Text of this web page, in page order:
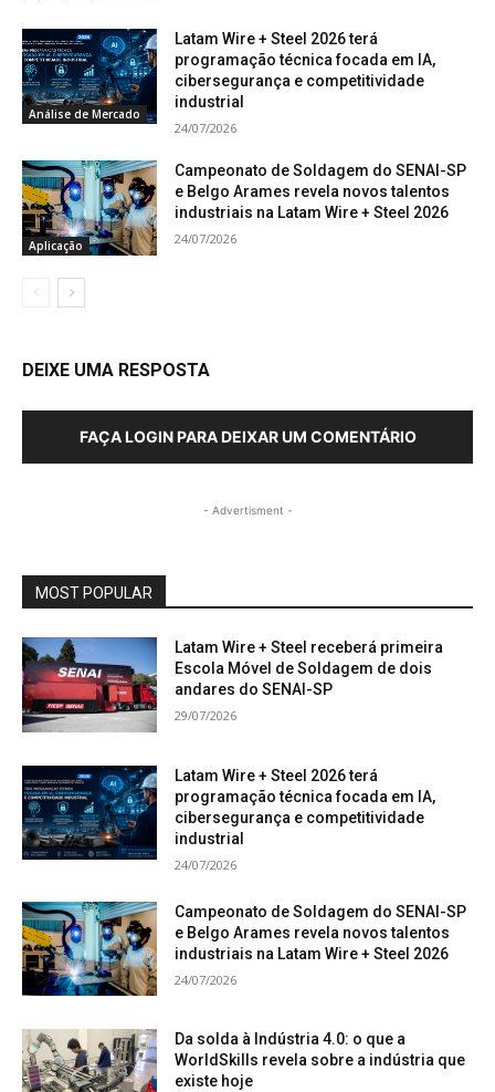
Análise de Mercado
Latam Wire + Steel 2026 terá
programação técnica focada em IA,
cibersegurança e competitividade
industrial
24/07/2026
Aplicação
Campeonato de Soldagem do SENAI-SP
e Belgo Arames revela novos talentos
industriais na Latam Wire + Steel 2026
24/07/2026
DEIXE UMA RESPOSTA
FAÇA LOGIN PARA DEIXAR UM COMENTÁRIO
- Advertisment -
MOST POPULAR
Latam Wire + Steel receberá primeira
Escola Móvel de Soldagem de dois
andares do SENAI-SP
29/07/2026
Latam Wire + Steel 2026 terá
programação técnica focada em IA,
cibersegurança e competitividade
industrial
24/07/2026
Campeonato de Soldagem do SENAI-SP
e Belgo Arames revela novos talentos
industriais na Latam Wire + Steel 2026
24/07/2026
Da solda à Indústria 4.0: o que a
WorldSkills revela sobre a indústria que
existe hoje